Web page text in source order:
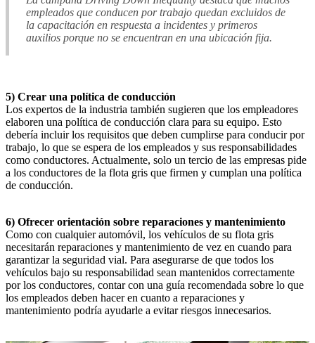
empleados que conducen por trabajo quedan excluidos de
la capacitación en respuesta a incidentes y primeros
auxilios porque no se encuentran en una ubicación fija.
5) Crear una política de conducción
Los expertos de la industria también sugieren que los empleadores
elaboren una política de conducción clara para su equipo. Esto
debería incluir los requisitos que deben cumplirse para conducir por
trabajo, lo que se espera de los empleados y sus responsabilidades
como conductores. Actualmente, solo un tercio de las empresas pide
a los conductores de la flota gris que firmen y cumplan una política
de conducción.
6) Ofrecer orientación sobre reparaciones y mantenimiento
Como con cualquier automóvil, los vehículos de su flota gris
necesitarán reparaciones y mantenimiento de vez en cuando para
garantizar la seguridad vial. Para asegurarse de que todos los
vehículos bajo su responsabilidad sean mantenidos correctamente
por los conductores, contar con una guía recomendada sobre lo que
los empleados deben hacer en cuanto a reparaciones y
mantenimiento podría ayudarle a evitar riesgos innecesarios.